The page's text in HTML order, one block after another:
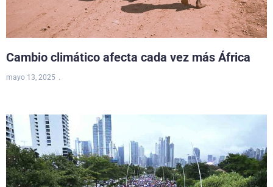
Cambio climático afecta cada vez más África
mayo 13, 2025